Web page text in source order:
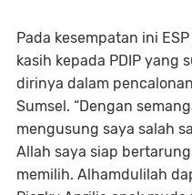
Pada kesempatan ini
kasih kepada PDIP yang
dirinya dalam
Sumsel. “Dengan
mengusung saya salah
Allah saya siap
memilih. Alhamdulilah